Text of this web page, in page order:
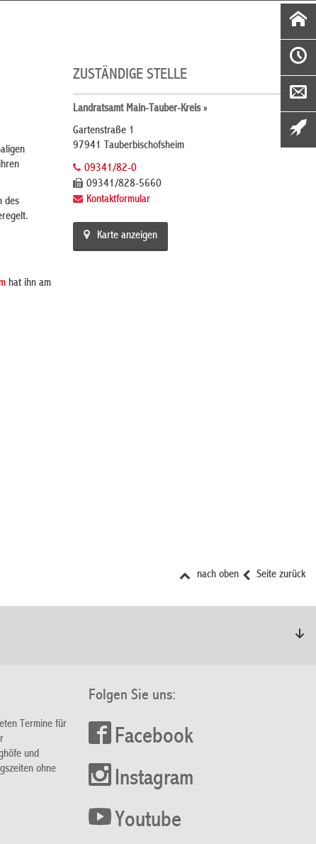
des
hat ihn am
ZUSTÄNDIGE STELLE
Landratsamt Main-Tauber-Kreis »
Gartenstraße 1
97941 Tauberbischofsheim
09341/82-0
09341/828-5660
Kontaktformular
Karte anzeigen
Seite zurück
nach oben
Termine für
und
ohne
Folgen Sie uns:
Facebook
Instagram
Youtube